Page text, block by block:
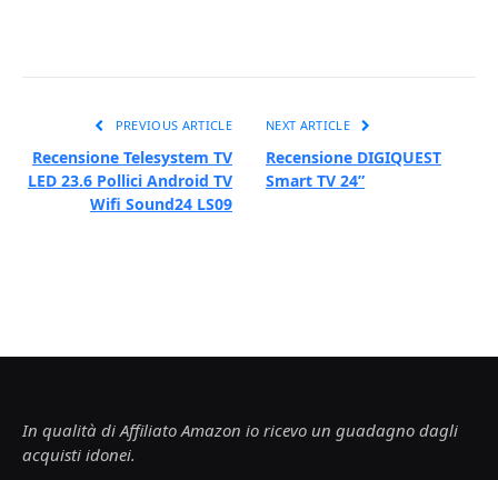
PREVIOUS ARTICLE
Recensione Telesystem TV
LED 23.6 Pollici Android TV
Wifi Sound24 LS09
NEXT ARTICLE
Recensione DIGIQUEST
Smart TV 24”
In qualità di Affiliato Amazon io ricevo un guadagno dagli
acquisti idonei.